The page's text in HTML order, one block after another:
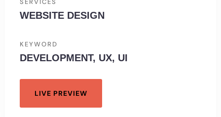
SERVICES
WEBSITE DESIGN
KEYWORD
DEVELOPMENT, UX, UI
LIVE PREVIEW